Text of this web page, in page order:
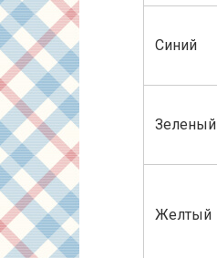
Синий
Зеленый
Желтый